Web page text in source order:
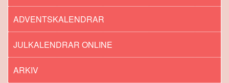
ADVENTSKALENDRAR
JULKALENDRAR ONLINE
ARKIV